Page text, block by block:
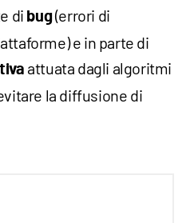
di bug(errori di
e in parte di
attuata dagli algoritmi
la diffusione di